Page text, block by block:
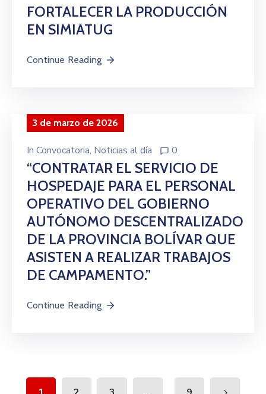
FORTALECER LA PRODUCCIÓN
EN SIMIATUG
Continue Reading
3 de marzo de 2026
In Convocatoria‚ Noticias al día 0
“CONTRATAR EL SERVICIO DE
HOSPEDAJE PARA EL PERSONAL
OPERATIVO DEL GOBIERNO
AUTÓNOMO DESCENTRALIZADO
DE LA PROVINCIA BOLÍVAR QUE
ASISTEN A REALIZAR TRABAJOS
DE CAMPAMENTO.”
Continue Reading